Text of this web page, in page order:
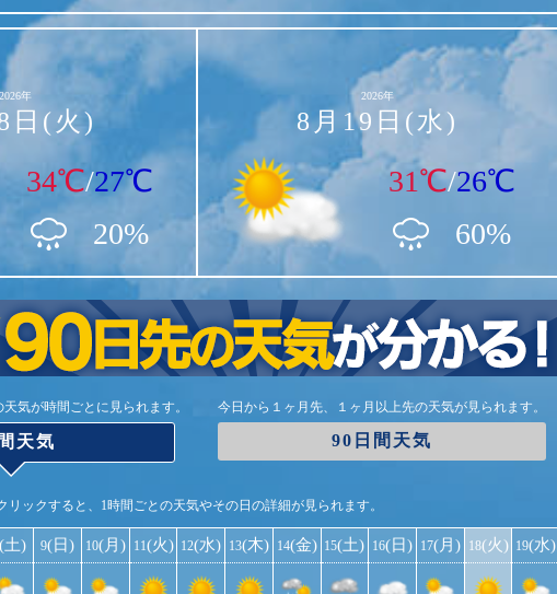
年
日(火)
34℃/27℃
20%
2026年
8月19日(水)
31℃/26℃
60%
気が時間ごとに見られます。
天気
今日から１ヶ月先、１ヶ月以上先の天気が見られます。
90日間天気
リックすると、1時間ごとの天気やその日の詳細が見られます。
(土) 9(日) 10(月) 11(火) 12(水) 13(木) 14(金) 15(土) 16(日) 17(月) 18(火) 19(水)